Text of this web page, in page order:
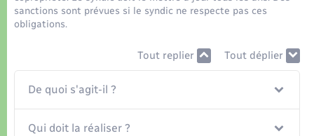
Numérique
Organisation d’événement
Sécurité - Prévention
sanctions sont prévues si le syndic ne respecte pas ces
obligations.
Tout replier Tout déplier
De quoi s'agit-il ?
Qui doit la réaliser ?